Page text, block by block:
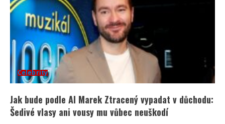
Celebrity
Jak bude podle AI Marek Ztracený vypadat v důchodu:
Šedivé vlasy ani vousy mu vůbec neuškodí